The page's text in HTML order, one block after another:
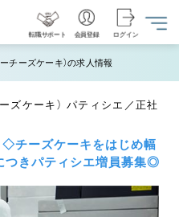
転職サポート 会員登録 ログイン
チーズケーキ）の求人情報
ズケーキ） パティシエ／正社
チーズケーキをはじめ幅
つきパティシエ増員募集◎